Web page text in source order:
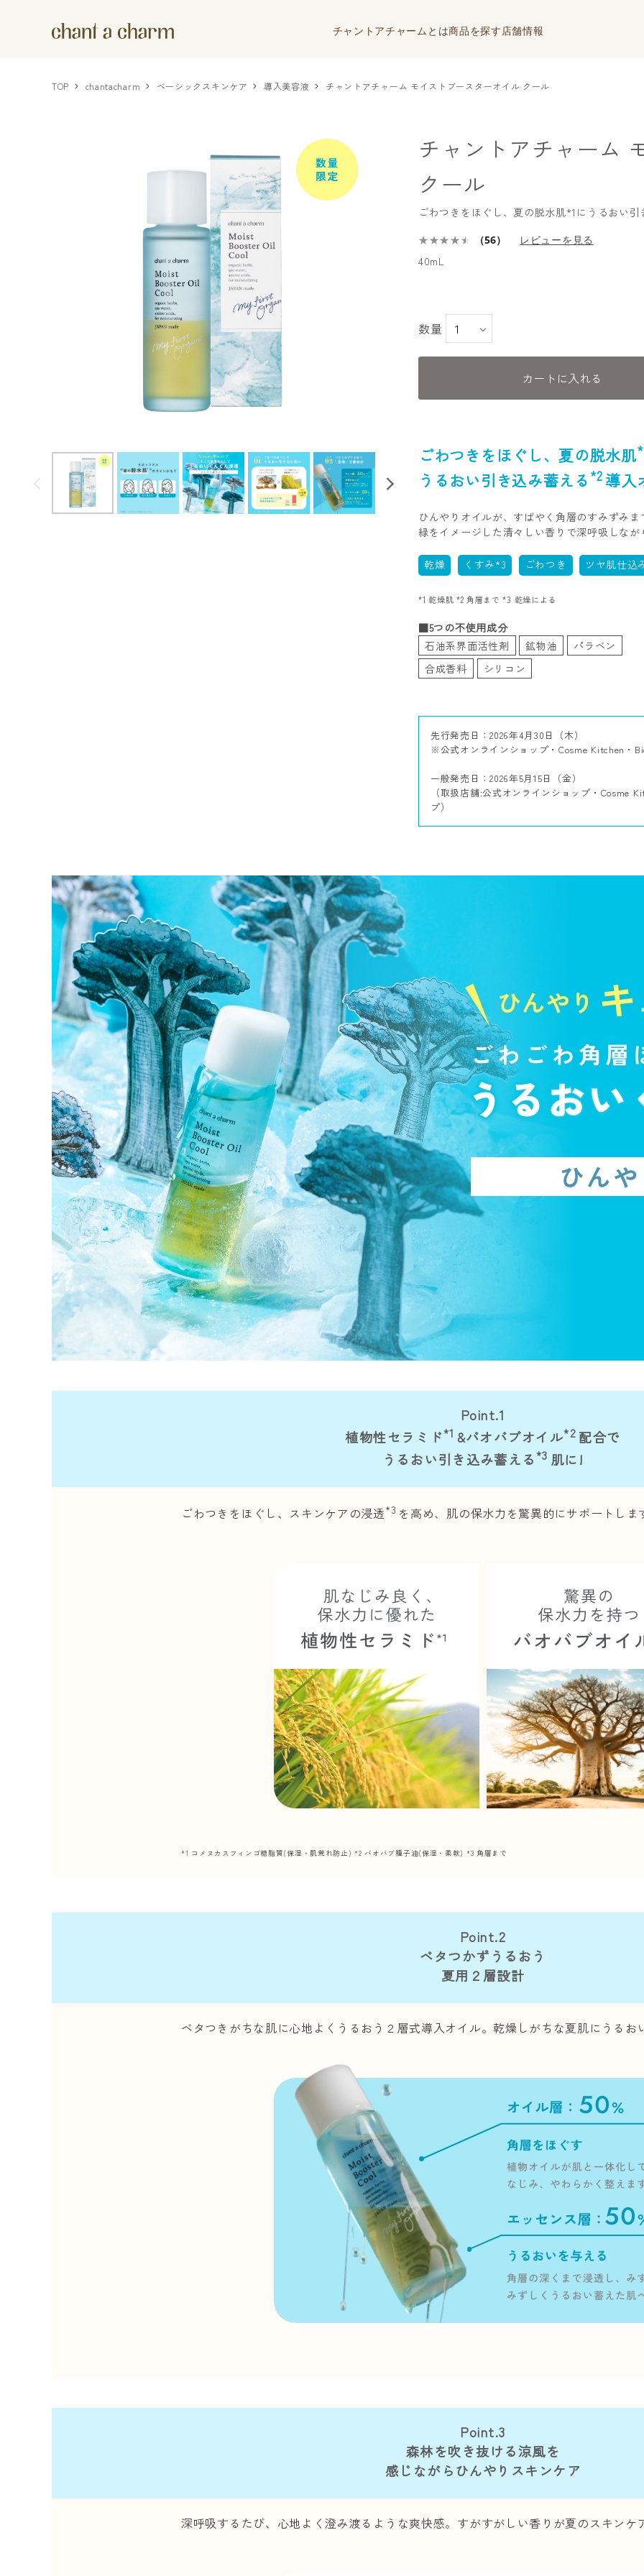
チャントアチャームとは商品を探す 店舗情報
TOP chantacharm ベーシックスキンケア 導入美容液 チャントアチャーム モイストブースターオイル クール
チャントアチャーム
クール
ごわつきをほぐし、夏の脱水肌*1にうるおい
数量
（56） レビューを見る
40mL
カートに入れる
ごわつきをほぐし、夏の脱水肌
うるおい引き込み蓄える *2 導入
ひんやりオイルが、すばやく角層のすみずみ
緑をイメージした清々しい香りで深呼吸しな
乾燥 くすみ*3 ごわつき ツヤ肌仕込
*1 乾燥肌 *2 角層まで *3 乾燥による
■5つの不使用成分
石油系界面活性剤
鉱物油
パラベン
合成香料
シリコン
先行発売日：2026年4月30日（木）
※公式オンラインショップ・Cosme Kitchen・
一般発売日：2026年5月15日（金）
（取扱店舗:公式オンラインショップ・Cosme
プ）
Point.1
植物性セラミド*1 &バオバブオイル*2 配合で
うるおい引き込み蓄える*3 肌に!
ごわつきをほぐし、スキンケアの浸透*3 を高め、肌の保水力を驚異的にサポートしま
*1 コメヌカスフィンゴ糖脂質(保湿・肌荒れ防止) *2 バオバブ種子油(保湿・柔軟) *3 角層まで
Point.2
ベタつかずうるおう
夏用２層設計
ベタつきがちな肌に心地よくうるおう２層式導入オイル。乾燥しがちな夏肌にうるお
Point.3
森林を吹き抜ける涼風を
感じながらひんやりスキンケア
深呼吸するたび、心地よく澄み渡るような爽快感。すがすがしい香りが夏のスキンケ